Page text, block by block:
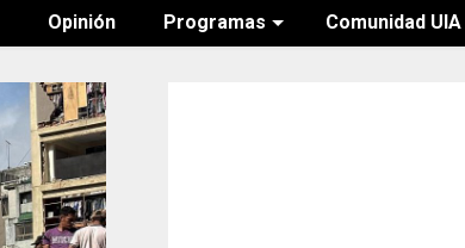
Opinión Programas Comunidad UIA